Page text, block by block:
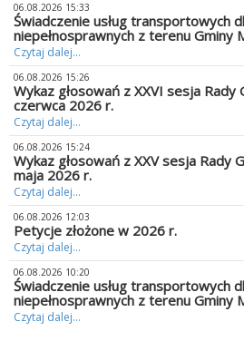
06.08.2026 15:33
Świadczenie usług transportowych
niepełnosprawnych z terenu Gminy
Czytaj dalej...
06.08.2026 15:26
Wykaz głosowań z XXVI sesja
czerwca 2026 r.
Czytaj dalej...
06.08.2026 15:24
Wykaz głosowań z XXV sesja Rady
maja 2026 r.
Czytaj dalej...
06.08.2026 12:03
Petycje złożone w 2026 r.
Czytaj dalej...
06.08.2026 10:20
Świadczenie usług transportowych
niepełnosprawnych z terenu Gminy
Czytaj dalej...